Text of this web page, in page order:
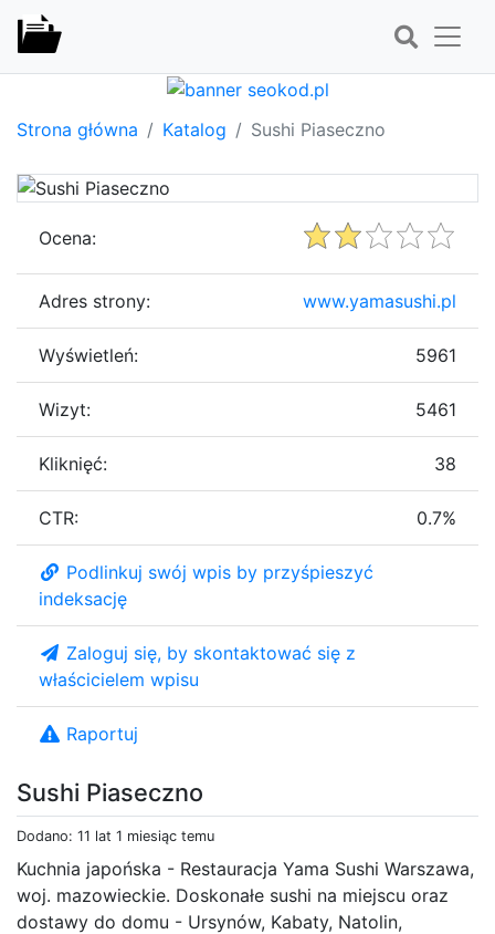
Strona główna Katalog Sushi Piaseczno
Sushi Piaseczno
Dodano: 11 lat 1 miesiąc temu
Kuchnia japońska - Restauracja Yama Sushi Warszawa,
woj. mazowieckie. Doskonałe sushi na miejscu oraz
dostawy do domu - Ursynów, Kabaty, Natolin,
Ocena:
Adres strony: www.yamasushi.pl
Wyświetleń: 5961
Wizyt: 5461
Kliknięć: 38
CTR: 0.7%
Podlinkuj swój wpis by przyśpieszyć
indeksację
Zaloguj się, by skontaktować się z
właścicielem wpisu
Raportuj